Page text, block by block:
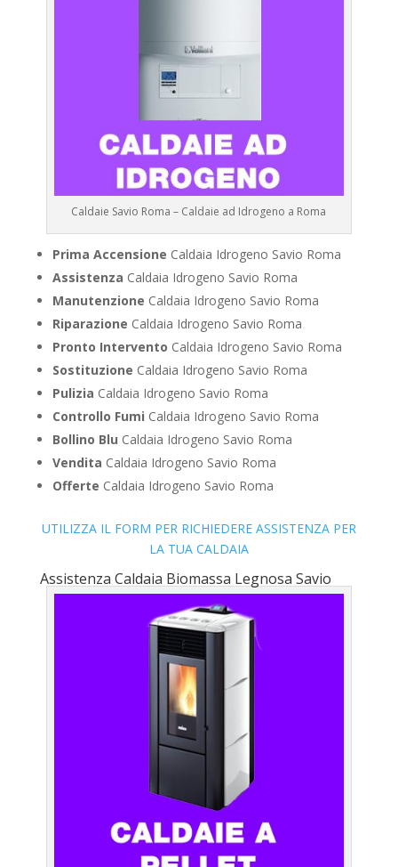
Caldaie Savio Roma – Caldaie ad Idrogeno a Roma
Prima Accensione Caldaia Idrogeno Savio Roma
Assistenza Caldaia Idrogeno Savio Roma
Manutenzione Caldaia Idrogeno Savio Roma
Riparazione Caldaia Idrogeno Savio Roma
Pronto Intervento Caldaia Idrogeno Savio Roma
Sostituzione Caldaia Idrogeno Savio Roma
Pulizia Caldaia Idrogeno Savio Roma
Controllo Fumi Caldaia Idrogeno Savio Roma
Bollino Blu Caldaia Idrogeno Savio Roma
Vendita Caldaia Idrogeno Savio Roma
Offerte Caldaia Idrogeno Savio Roma
UTILIZZA IL FORM PER RICHIEDERE ASSISTENZA PER
LA TUA CALDAIA
Assistenza Caldaia Biomassa Legnosa Savio